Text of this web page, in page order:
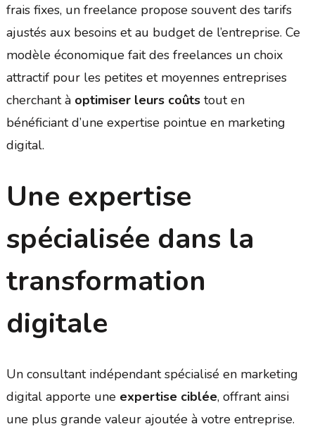
frais fixes, un freelance propose souvent des tarifs
ajustés aux besoins et au budget de l’entreprise. Ce
modèle économique fait des freelances un choix
attractif pour les petites et moyennes entreprises
cherchant à optimiser leurs coûtstout en
bénéficiant d’une expertise pointue en marketing
digital.
Une expertise
spécialisée dans la
transformation
digitale
Un consultant indépendant spécialisé en marketing
digital apporte une expertise ciblée, offrant ainsi
une plus grande valeur ajoutée à votre entreprise.